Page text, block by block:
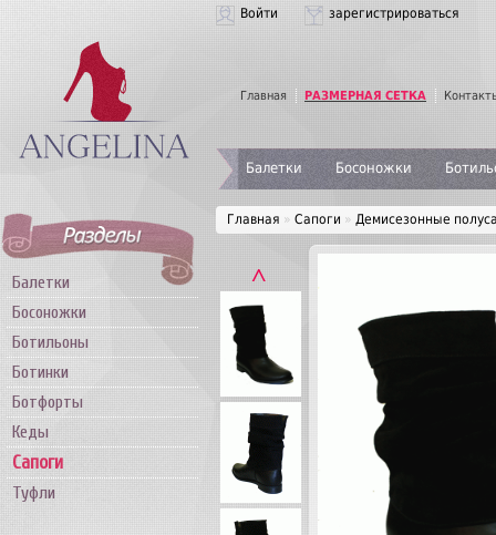
Войти зарегистрироваться
Главная РАЗМЕРНАЯ СЕТКА
Балетки Босоножки
Балетки
Босоножки
Ботильоны
Ботинки
Ботфорты
Кеды
Сапоги
Туфли
Главная » Сапоги » Демисезонные
˄